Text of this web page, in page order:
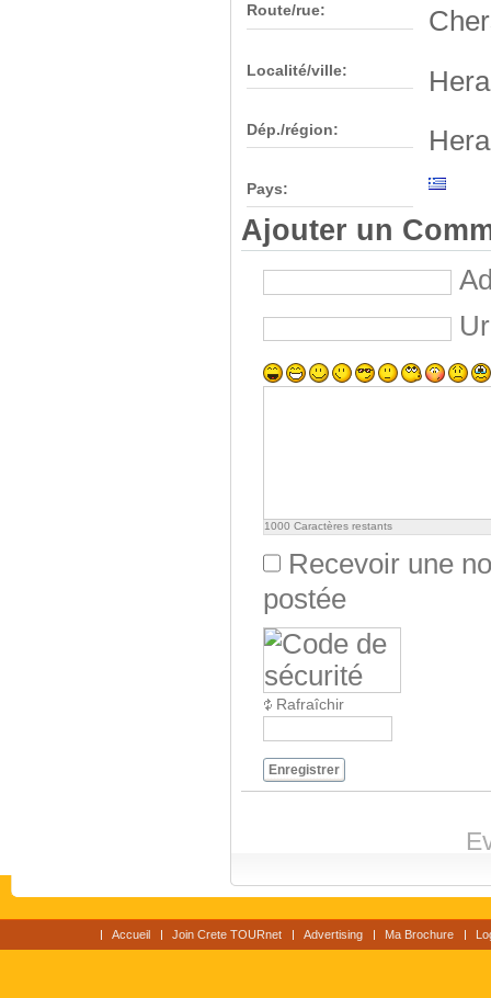
Route/rue:
Localité/ville:
Dép./région:
Pays:
Ajouter un
1000 Caractères restants
Recevoir une
postée
Rafraîchir
Enregistrer
Accueil Join Crete TOURnet Advertising Ma Brochure